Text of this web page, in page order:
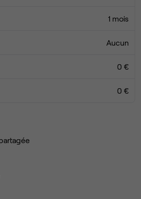
1 mois
Aucun
0 €
0 €